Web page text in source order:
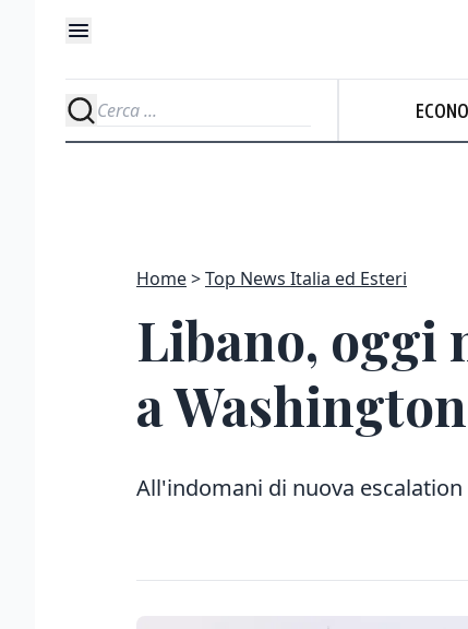
Home Top News Italia ed Esteri
Libano, oggi
a Washington
All'indomani di nuova